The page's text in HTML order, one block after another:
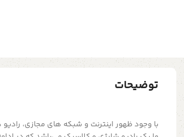
توضیحات
با وجود ظهور اینترنت و شبکه های مجازی،